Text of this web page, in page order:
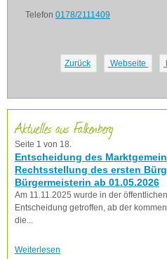
Telefon 0178/2111409
Zurück Webseite
Aktuelles aus Falkenberg
Seite 1 von 18.
Entscheidung des
Rechtsstellung des ersten
Bürgermeisterin ab 01.05.2026
Am 11.11.2025 wurde in der
Entscheidung getroffen, ab der
die...
Weiterlesen